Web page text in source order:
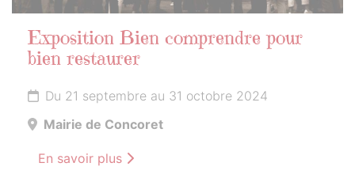
Exposition Bien comprendre pour
bien restaurer
Du 21 septembre au 31 octobre 2024
Mairie de Concoret
En savoir plus